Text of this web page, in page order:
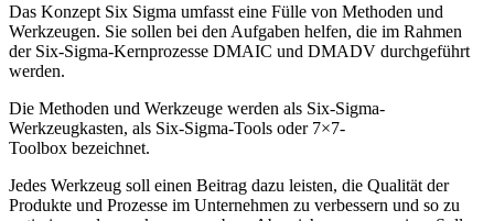
Das Konzept Six Sigma umfasst eine Fülle von Methoden und
Werkzeugen. Sie sollen bei den Aufgaben helfen, die im Rahmen
der Six-Sigma-Kernprozesse DMAIC und DMADV durchgeführt
werden.
Die Methoden und Werkzeuge werden als Six-Sigma-
Werkzeugkasten, als Six-Sigma-Tools oder 7×7-
Toolbox bezeichnet.
Jedes Werkzeug soll einen Beitrag dazu leisten, die Qualität der
Produkte und Prozesse im Unternehmen zu verbessern und so zu